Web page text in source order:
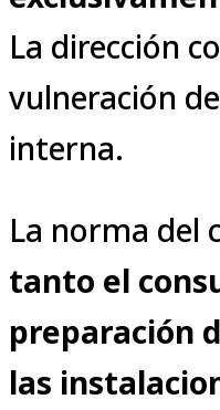
La dirección
vulneración
interna.
La norma del
tanto el
preparación
las